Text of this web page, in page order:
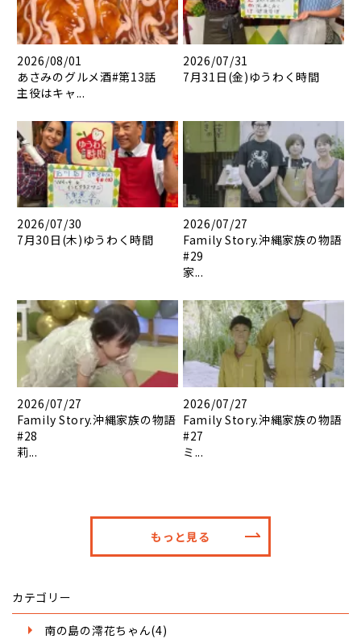
2026/08/01
あさみのグルメ酒#第13話
主役はキャ...
2026/07/31
7月31日(金)ゆうわく時間
2026/07/30
7月30日(木)ゆうわく時間
2026/07/27
Family Story.沖縄家族の物語
#29
家...
2026/07/27
Family Story.沖縄家族の物語
#28
莉...
2026/07/27
Family Story.沖縄家族の物語
#27
ミ...
もっと見る
カテゴリー
南の島の澪花ちゃん(4)